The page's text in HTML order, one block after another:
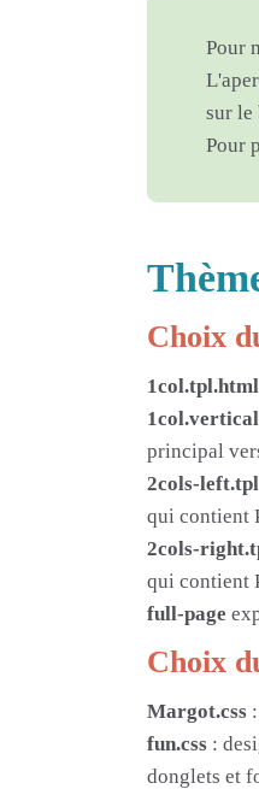
Pour
sur le
Pour
Choix
1col.tpl.html
principal
2cols-
qui contient
2cols-
qui contient
full-page
Choix
Margot.css
fun.css :
donglets et